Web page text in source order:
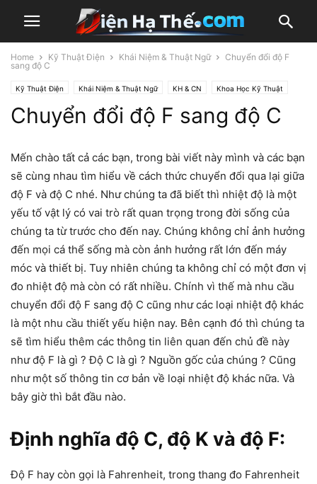
Home Kỹ Thuật Điện Khái Niệm & Thuật Ngữ
Chuyển đổi độ F
sang độ C
Kỹ Thuật Điện Khái Niệm & Thuật Ngữ KH & CN Khoa Học Kỹ Thuật
Chuyển đổi độ F sang độ C
Mến chào tất cả các bạn, trong bài viết này mình và các bạn
sẽ cùng nhau tìm hiểu về cách thức chuyển đổi qua lại giữa
độ F và độ C nhé. Như chúng ta đã biết thì nhiệt độ là một
yếu tố vật lý có vai trò rất quan trọng trong đời sống của
chúng ta từ trước cho đến nay. Chúng không chỉ ảnh hưởng
đến mọi cá thể sống mà còn ảnh hưởng rất lớn đến máy
móc và thiết bị. Tuy nhiên chúng ta không chỉ có một đơn vị
đo nhiệt độ mà còn có rất nhiều. Chính vì thế mà nhu cầu
chuyển đổi độ F sang độ C cũng như các loại nhiệt độ khác
là một nhu cầu thiết yếu hiện nay. Bên cạnh đó thì chúng ta
sẽ tìm hiểu thêm các thông tin liên quan đến chủ đề này
như độ F là gì ? Độ C là gì ? Nguồn gốc của chúng ? Cũng
như một số thông tin cơ bản về loại nhiệt độ khác nữa. Và
bây giờ thì bắt đầu nào.
Định nghĩa độ C, độ K và độ F:
Độ F hay còn gọi là Fahrenheit, trong thang đo Fahrenheit